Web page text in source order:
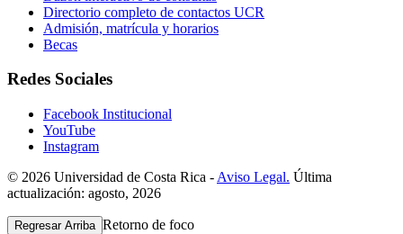
Directorio completo de contactos UCR
Admisión, matrícula y horarios
Becas
Redes Sociales
Facebook Institucional
YouTube
Instagram
© 2026 Universidad de Costa Rica - Aviso Legal. Última
actualización: agosto, 2026
Regresar Arriba Retorno de foco